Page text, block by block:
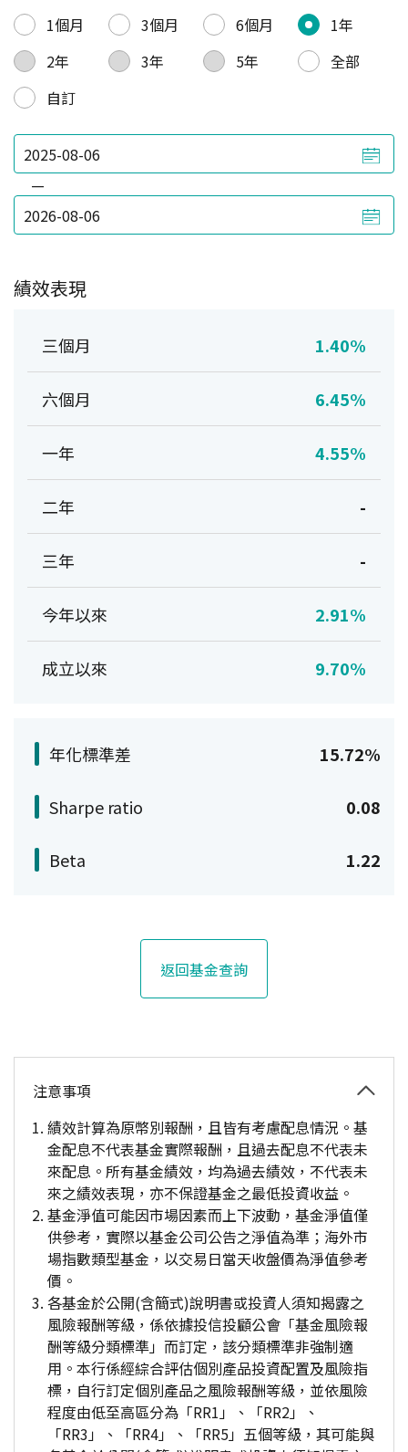
1個月
3個月 6個月
1年
2年
3年 5年
全部
自訂
—
績效表現
三個月 1.40%
六個月 6.45%
一年 4.55%
二年 -
三年 -
今年以來 2.91%
成立以來 9.70%
年化標準差 15.72%
Sharpe ratio 0.08
Beta 1.22
返回基金查詢
注意事項
績效計算為原幣別報酬，且皆有考慮配息情況。基
金配息不代表基金實際報酬，且過去配息不代表未
來配息。所有基金績效，均為過去績效，不代表未
來之績效表現，亦不保證基金之最低投資收益。
基金淨值可能因市場因素而上下波動，基金淨值僅
供參考，實際以基金公司公告之淨值為準；海外市
場指數類型基金，以交易日當天收盤價為淨值參考
價。
各基金於公開(含簡式)說明書或投資人須知揭露之
風險報酬等級，係依據投信投顧公會「基金風險報
酬等級分類標準」而訂定，該分類標準非強制適
用。本行係經綜合評估個別產品投資配置及風險指
標，自行訂定個別產品之風險報酬等級，並依風險
程度由低至高區分為「RR1」、「RR2」、
「RR3」、「RR4」、「RR5」五個等級，其可能與